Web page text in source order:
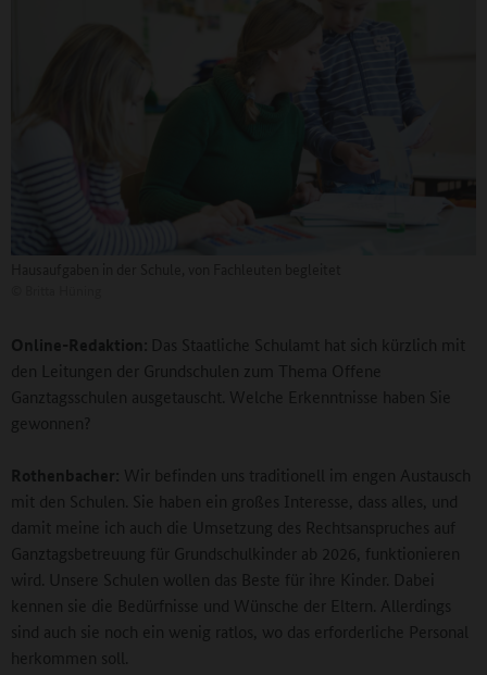
Online-Redaktion: Das Staatliche Schulamt hat sich kürzlich mit
den Leitungen der Grundschulen zum Thema Offene
Ganztagsschulen ausgetauscht. Welche Erkenntnisse haben Sie
gewonnen?
Rothenbacher: Wir befinden uns traditionell im engen Austausch
mit den Schulen. Sie haben ein großes Interesse, dass alles, und
damit meine ich auch die Umsetzung des Rechtsanspruches auf
Ganztagsbetreuung für Grundschulkinder ab 2026, funktionieren
wird. Unsere Schulen wollen das Beste für ihre Kinder. Dabei
kennen sie die Bedürfnisse und Wünsche der Eltern. Allerdings
sind auch sie noch ein wenig ratlos, wo das erforderliche Personal
herkommen soll.